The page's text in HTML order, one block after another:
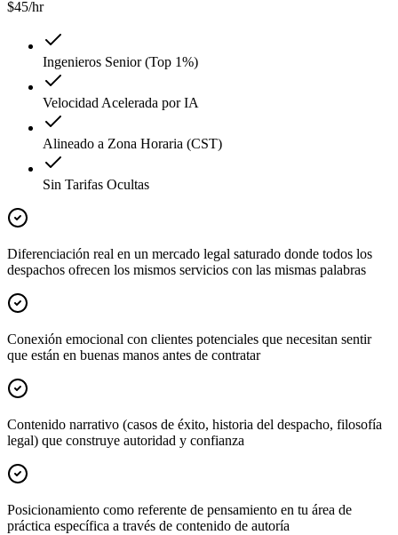
$45/hr
Ingenieros Senior (Top 1%)
Velocidad Acelerada por IA
Alineado a Zona Horaria (CST)
Sin Tarifas Ocultas
Diferenciación real en un mercado legal saturado donde todos los
despachos ofrecen los mismos servicios con las mismas palabras
Conexión emocional con clientes potenciales que necesitan sentir
que están en buenas manos antes de contratar
Contenido narrativo (casos de éxito, historia del despacho, filosofía
legal) que construye autoridad y confianza
Posicionamiento como referente de pensamiento en tu área de
práctica específica a través de contenido de autoría